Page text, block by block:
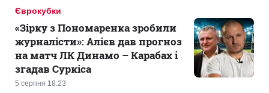
Єврокубки
5 серпня 18:23
«Зірку з Пономаренка зробили
журналісти»: Алієв дав прогноз
на матч ЛК Динамо – Карабах і
згадав Суркіса